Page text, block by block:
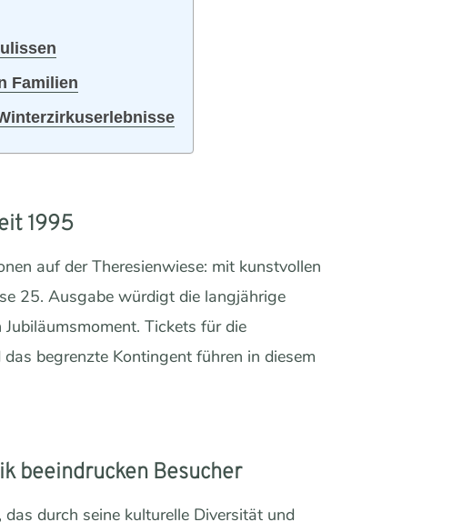
Familien
1995
auf der Theresienwiese: mit kunstvollen
25. Ausgabe würdigt die langjährige
Tickets für die
begrenzte Kontingent führen in diesem
beeindrucken Besucher
durch seine kulturelle Diversität und